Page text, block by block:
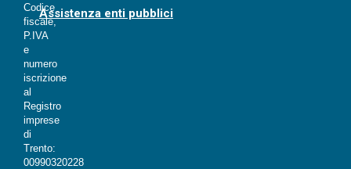
Codice
fiscale,
P.IVA
e
numero
iscrizione
al
Registro
imprese
di
Trento:
00990320228
Assistenza enti pubblici